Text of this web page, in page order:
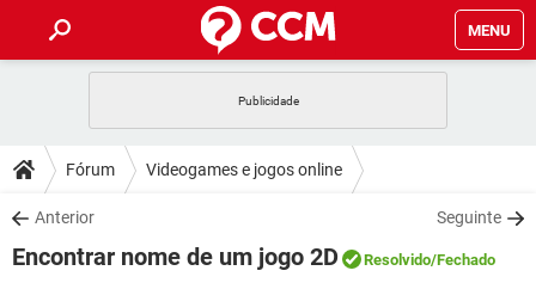
MENU
CELULAR FACEBOOK
OUTLOOK
INSTAGRAM GMAIL
DICAS
JOGOS WHATSAPP
DOWNLOADS
JOGOS WHATSAPP
Fórum Videogames e jogos online
Anterior Seguinte
Encontrar nome de um jogo 2D Resolvido/Fechado